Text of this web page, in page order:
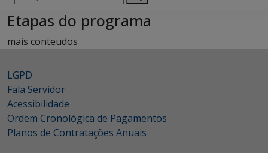
por:
Etapas do programa
mais conteudos
LGPD
Fala Servidor
Acessibilidade
Ordem Cronológica de Pagamentos
Planos de Contratações Anuais